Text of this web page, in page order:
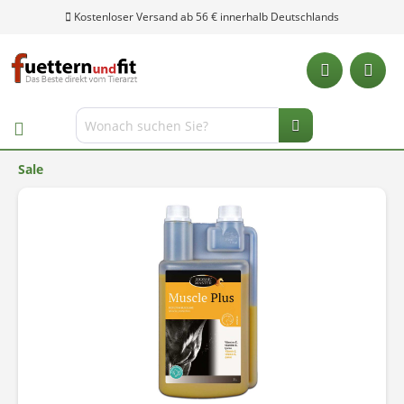
Kostenloser Versand ab 56 € innerhalb Deutschlands
Sale